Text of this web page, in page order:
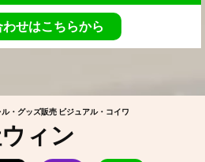
せはこちらから
・グッズ販売 ビジュアル・コイワ
ィン